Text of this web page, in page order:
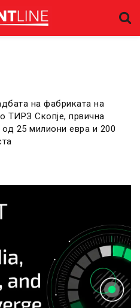
на фабриката на
ТИРЗ Скопје, првична
од 25 милиони евра и 200